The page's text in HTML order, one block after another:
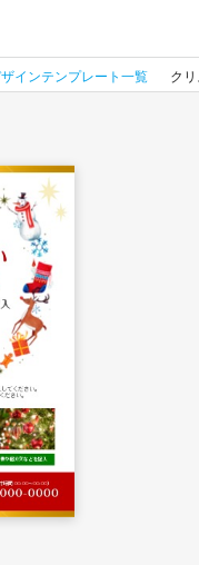
インテンプレート一覧 ク